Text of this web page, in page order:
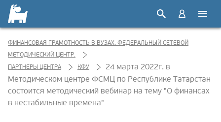
ФИНАНСОВАЯ ГРАМОТНОСТЬ В ВУЗАХ. ФЕДЕРАЛЬНЫЙ СЕТЕВОЙ
МЕТОДИЧЕСКИЙ ЦЕНТР.
ПАРТНЕРЫ ЦЕНТРА
КФУ
24 марта 2022г. в
Методическом центре ФСМЦ по Республике Татарстан
состоится методический вебинар на тему "О финансах
в нестабильные времена"